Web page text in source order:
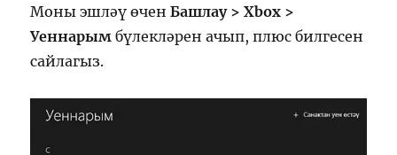
Моны эшләү өченБашлау > Xbox >
Уеннарым бүлекләрен ачып, плюс билгесен
сайлагыз.